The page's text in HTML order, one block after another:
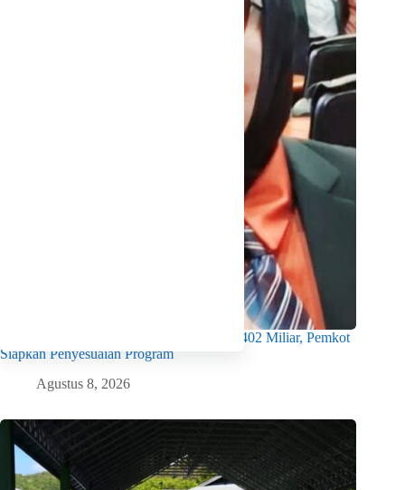
APBD Bontang 2027 Terancam Susut Rp402 Miliar, Pemkot
Siapkan Penyesuaian Program
Agustus 8, 2026